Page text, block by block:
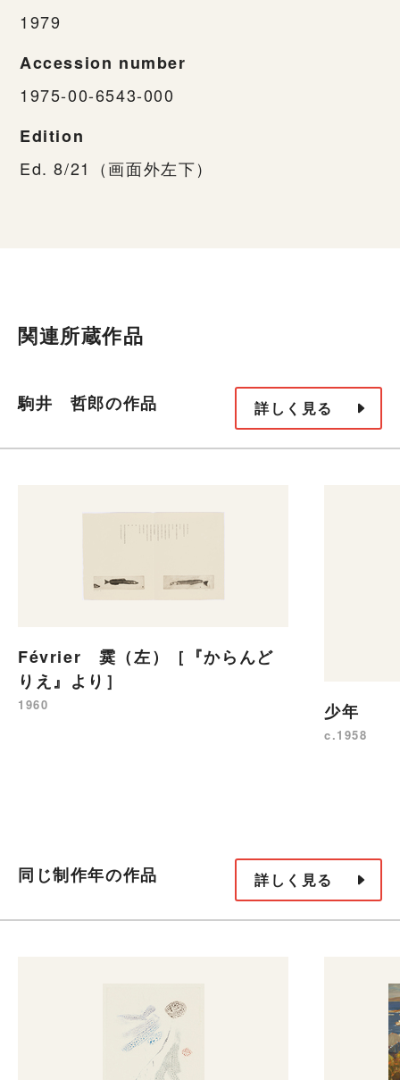
1979
Accession number
1975-00-6543-000
Edition
Ed. 8/21（画面外左下）
関連所蔵作品
駒井 哲郎の作品 詳しく見る
Février 霙（左）［『からんど
りえ』より］
1960 少年
c.1958
同じ制作年の作品 詳しく見る